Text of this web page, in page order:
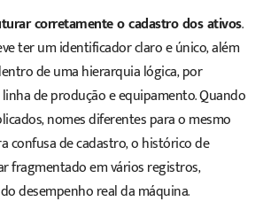
corretamente o cadastro dos ativos.
ter um identificador claro e único, além
de uma hierarquia lógica, por
de produção e equipamento. Quando
nomes diferentes para o mesmo
confusa de cadastro, o histórico de
fragmentado em vários registros,
desempenho real da máquina.